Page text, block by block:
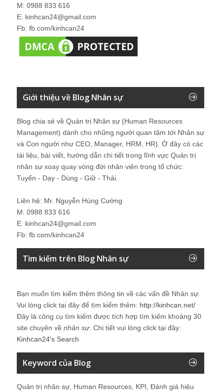
M: 0988 833 616
E: kinhcan24@gmail.com
Fb: fb.com/kinhcan24
Giới thiệu về Blog Nhân sự
Blog chia sẻ về Quản trị Nhân sự (Human Resources
Management) dành cho những người quan tâm tới Nhân sự
và Con người như CEO, Manager, HRM, HR). Ở đây có các
tài liệu, bài viết, hướng dẫn chi tiết trong lĩnh vực Quản trị
nhân sự xoay quay vòng đời nhân viên trong tổ chức:
Tuyển - Dạy - Dùng - Giữ - Thải.
Liên hệ: Mr. Nguyễn Hùng Cường
M: 0988 833 616
E: kinhcan24@gmail.com
Fb: fb.com/kinhcan24
Tìm kiếm trên Blog Nhân sự
Bạn muốn tìm kiếm thêm thông tin về các vấn đề Nhân sự
Vui lòng click tại đây để tìm kiếm thêm: http://kinhcan.net/
Đây là công cụ tìm kiếm được tích hợp tìm kiếm khoảng 30
site chuyên về nhân sự. Chi tiết vui lòng click tại đây:
Kinhcan24′s Search
Keyword của Blog
Quản trị nhân sự, Human Resources, KPI, Đánh giá hiệu